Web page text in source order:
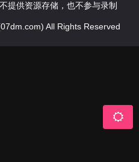
提供资源存储，也不参与录制
All Rights Reserved